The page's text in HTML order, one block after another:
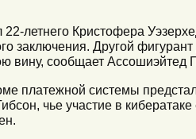
летнего Кристофера
заключения. Другой
вину, сообщает Ассошиэйтед
платежной системы
чье участие в